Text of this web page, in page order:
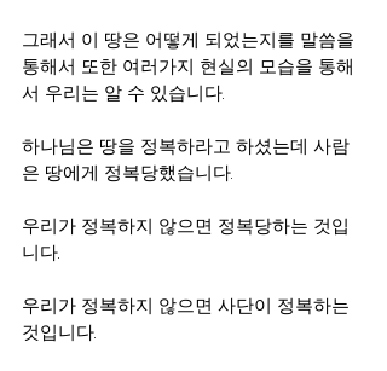
그래서 이 땅은 어떻게 되었는지를 말씀을
통해서 또한 여러가지 현실의 모습을 통해
서 우리는 알 수 있습니다.
하나님은 땅을 정복하라고 하셨는데 사람
은 땅에게 정복당했습니다.
우리가 정복하지 않으면 정복당하는 것입
니다.
우리가 정복하지 않으면 사단이 정복하는
것입니다.